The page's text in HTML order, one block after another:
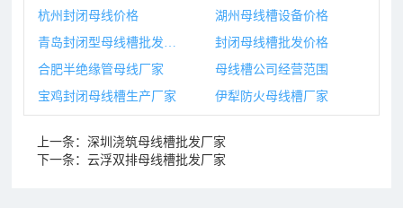
杭州封闭母线价格
湖州母线槽设备价格
封闭母线槽批发价格
合肥半绝缘管母线厂家
母线槽公司经营范围
宝鸡封闭母线槽生产厂家
伊犁防火母线槽厂家
上一条：深圳浇筑母线槽批发厂家
下一条：云浮双排母线槽批发厂家